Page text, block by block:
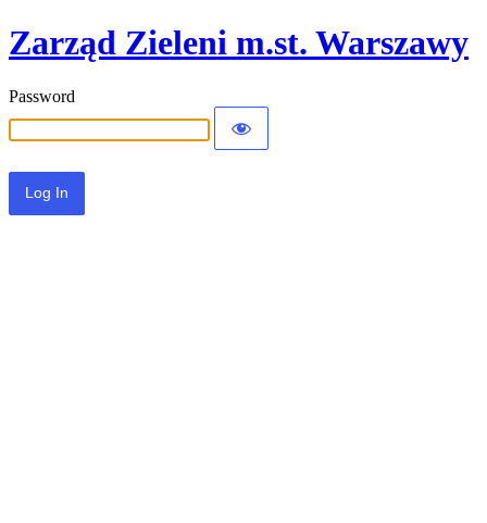
Zarząd Zieleni m.st. Warszawy
Password